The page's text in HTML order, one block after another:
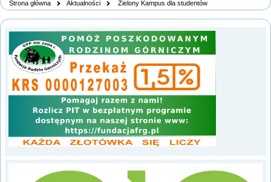
Strona główna Aktualności Zielony Kampus dla studentów